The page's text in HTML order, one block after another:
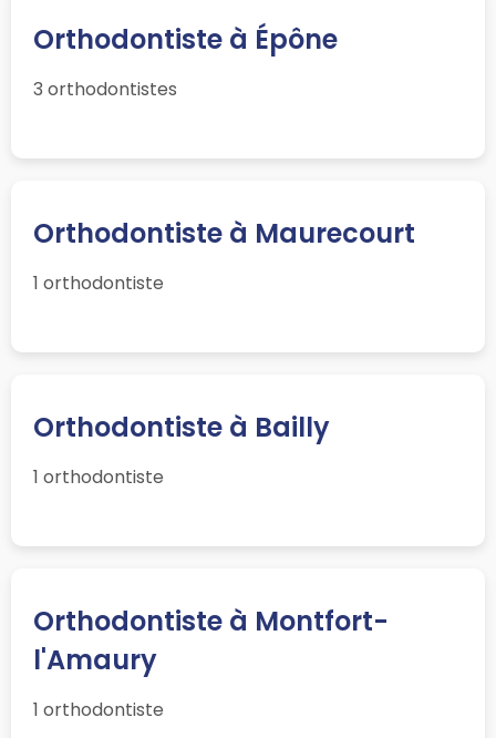
Orthodontiste à Épône
3 orthodontistes
Orthodontiste à Maurecourt
1 orthodontiste
Orthodontiste à Bailly
1 orthodontiste
Orthodontiste à Montfort-
l'Amaury
1 orthodontiste